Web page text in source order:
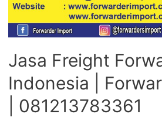
Jasa Freight
Indonesia |
| 081213783361